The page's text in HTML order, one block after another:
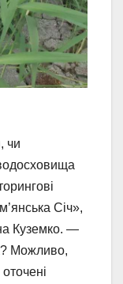
чи
Січ»,
Куземко. —
Можливо,